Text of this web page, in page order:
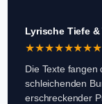
Lyrische Tiefe
★★★★★★★★
Die Texte
schleichenden
erschreckender